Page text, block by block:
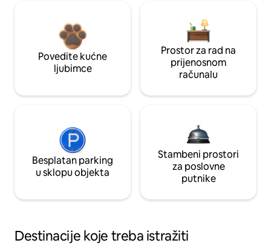
Povedite kućne
ljubimce
Prostor za rad na
prijenosnom
računalu
Besplatan parking
u sklopu objekta
Stambeni prostori
za poslovne
putnike
Destinacije koje treba istražiti